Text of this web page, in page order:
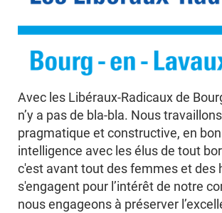
Avec les Libéraux-Radicaux de
n’y a pas de bla-bla. Nous
pragmatique et constructive, en
intelligence avec les élus de tout
c'est avant tout des femmes et des
s'engagent pour l’intérêt de notre
nous engageons à préserver